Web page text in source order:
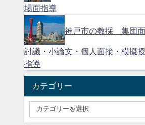
場面指導
神戸市の教採 集団面
討議・小論文・個人面接・模擬
指導
カテゴリー